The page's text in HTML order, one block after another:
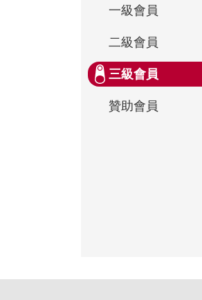
一級會員
二級會員
三級會員
贊助會員